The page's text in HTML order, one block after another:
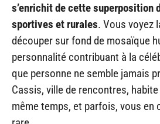
s’enrichit de cette superposition
sportives et rurales. Vous voyez
découper sur fond de mosaïque
personnalité contribuant à la
que personne ne semble jamais
Cassis, ville de rencontres,
même temps, et parfois, vous en